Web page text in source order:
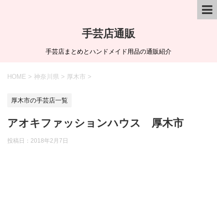
手芸店通販
手芸店まとめとハンドメイド用品の通販紹介
HOME > 神奈川県 > 厚木市 >
厚木市の手芸店一覧
アオキファッションハウス 厚木市
投稿日： 2018年2月7日